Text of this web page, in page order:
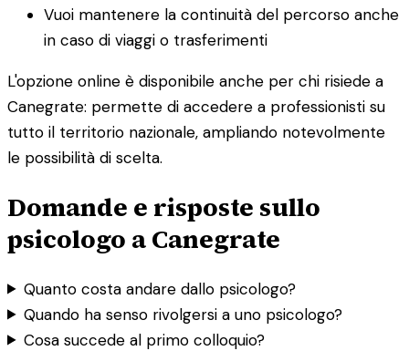
Vuoi mantenere la continuità del percorso anche
in caso di viaggi o trasferimenti
L'opzione online è disponibile anche per chi risiede a
Canegrate: permette di accedere a professionisti su
tutto il territorio nazionale, ampliando notevolmente
le possibilità di scelta.
Domande e risposte sullo
psicologo a Canegrate
Quanto costa andare dallo psicologo?
Quando ha senso rivolgersi a uno psicologo?
Cosa succede al primo colloquio?